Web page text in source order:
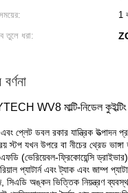
সময়ের:
1
তুলে ধরা:
WV8 মাল্টি-নিডেল
প্লেট ডবল রকার যান্ত্রিক উত্পাদন
স্টপ যখন উপরে বা নীচের থ্রেড
(ভেরিয়েবল-ফ্রিকোয়েন্সি
প্যাটার্ন এবং ট্যাক এবং জাম্প
সিএডি অঙ্কন ভিত্তিক নিয়ন্ত্রণ